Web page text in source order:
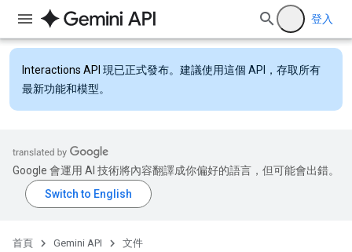
登入
Interactions API 現已正式發布。建議使用這個 API，存取所有
最新功能和模型。
Google 會運用 AI 技術將內容翻譯成你偏好的語言，但可能會出錯。
首頁 Gemini API 文件